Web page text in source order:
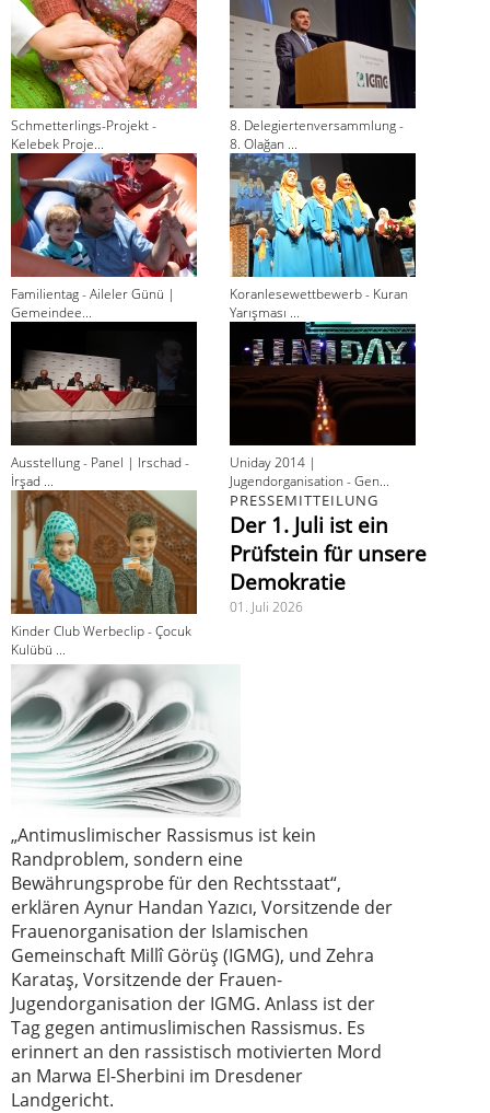
Schmetterlings-Projekt -
Kelebek Proje...
8. Delegiertenversammlung -
8. Olağan ...
Familientag - Aileler Günü |
Gemeindee...
Koranlesewettbewerb - Kuran
Yarışması ...
Ausstellung - Panel | Irschad -
İrşad ...
Uniday 2014 |
Jugendorganisation - Gen...
Kinder Club Werbeclip - Çocuk
Kulübü ...
PRESSEMITTEILUNG
Der 1. Juli ist ein
Prüfstein für unsere
Demokratie
01. Juli 2026
„Antimuslimischer Rassismus ist kein
Randproblem, sondern eine
Bewährungsprobe für den Rechtsstaat“,
erklären Aynur Handan Yazıcı, Vorsitzende der
Frauenorganisation der Islamischen
Gemeinschaft Millî Görüş (IGMG), und Zehra
Karataş, Vorsitzende der Frauen-
Jugendorganisation der IGMG. Anlass ist der
Tag gegen antimuslimischen Rassismus. Es
erinnert an den rassistisch motivierten Mord
an Marwa El-Sherbini im Dresdener
Landgericht.